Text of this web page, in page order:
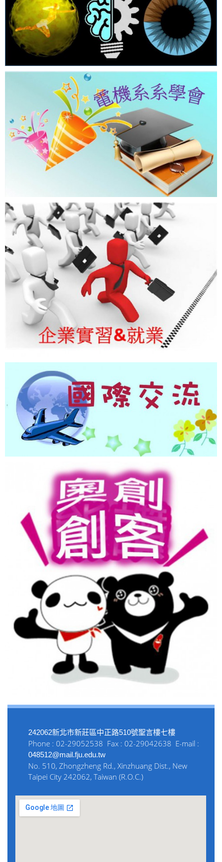
242062新北市新莊區中正路510號聖言樓七樓
Phone : 02-29052538 Fax : 02-29042638 E-mail :
048512@mail.fju.edu.tw
No. 510, Zhongzheng Rd., Xinzhuang Dist., New
Taipei City 242062, Taiwan (R.O.C.)